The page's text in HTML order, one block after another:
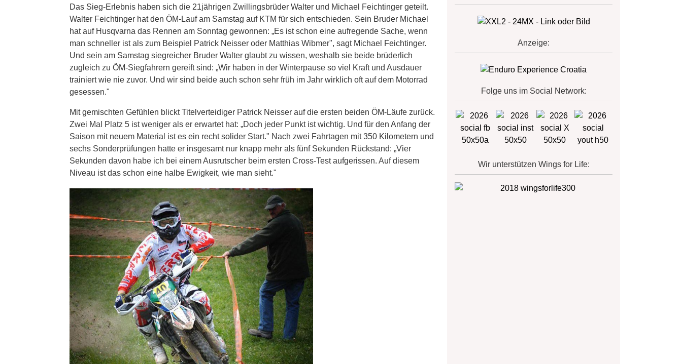
Das Sieg-Erlebnis haben sich die 21jährigen Zwillingsbrüder Walter und Michael Feichtinger geteilt.
Walter Feichtinger hat den ÖM-Lauf am Samstag auf KTM für sich entschieden. Sein Bruder Michael
hat auf Husqvarna das Rennen am Sonntag gewonnen: „Es ist schon eine aufregende Sache, wenn
man schneller ist als zum Beispiel Patrick Neisser oder Matthias Wibmer", sagt Michael Feichtinger.
Und sein am Samstag siegreicher Bruder Walter glaubt zu wissen, weshalb sie beide brüderlich
zugleich zu ÖM-Siegfahrern gereift sind: „Wir haben in der Winterpause so viel Kraft und Ausdauer
trainiert wie nie zuvor. Und wir sind beide auch schon sehr früh im Jahr wirklich oft auf dem Motorrad
gesessen."
Mit gemischten Gefühlen blickt Titelverteidiger Patrick Neisser auf die ersten beiden ÖM-Läufe zurück.
Zwei Mal Platz 5 ist weniger als er erwartet hat: „Doch jeder Punkt ist wichtig. Und für den Anfang der
Saison mit neuem Material ist es ein recht solider Start." Nach zwei Fahrtagen mit 350 Kilometern und
sechs Sonderprüfungen hatte er insgesamt nur knapp mehr als fünf Sekunden Rückstand: „Vier
Sekunden davon habe ich bei einem Ausrutscher beim ersten Cross-Test aufgerissen. Auf diesem
Niveau ist das schon eine halbe Ewigkeit, wie man sieht."
Anzeige:
Folge uns im Social Network:
Wir unterstützen Wings for Life: